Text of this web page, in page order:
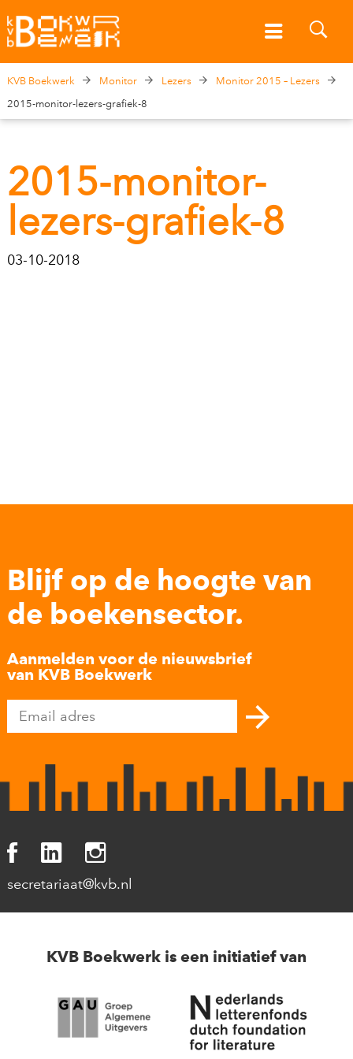
KVB Boekwerk Monitor Lezers
Monitor 2015 – Lezers
2015-monitor-lezers-grafiek-8
2015-monitor-
lezers-grafiek-8
03-10-2018
Blijf op de hoogte van
de boekensector.
Aanmelden voor de nieuwsbrief
van KVB Boekwerk
secretariaat@kvb.nl
KVB Boekwerk is een initiatief van